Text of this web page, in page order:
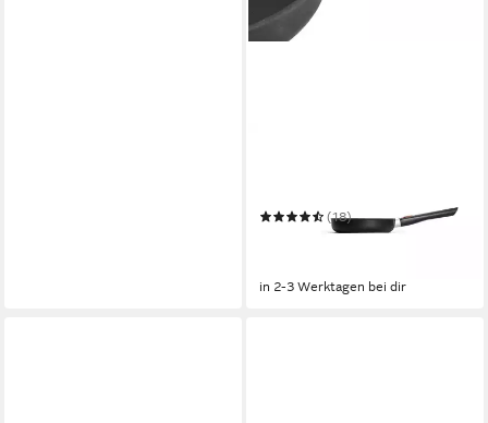
(18)
ab 49,39 € UVP64,95 €
in 2-3 Werktagen bei dir